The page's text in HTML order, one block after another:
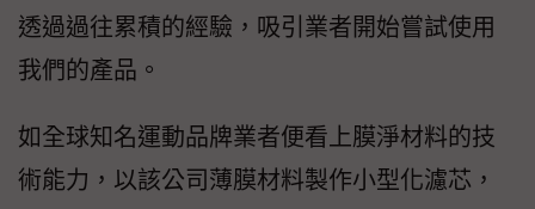
透過過往累積的經驗，吸引業者開始嘗試使用
我們的產品。
如全球知名運動品牌業者便看上膜淨材料的技
術能力，以該公司薄膜材料製作小型化濾芯，